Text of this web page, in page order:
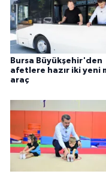
Bursa Büyükşehir'den
afetlere hazır iki yeni
araç